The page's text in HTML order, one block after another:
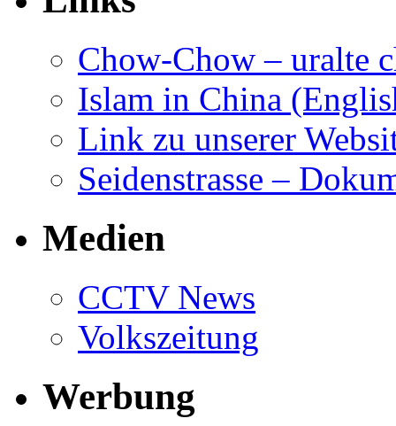
Chow-Chow – uralte
Islam in China
Link zu unserer
Seidenstrasse –
Medien
CCTV News
Volkszeitung
Werbung